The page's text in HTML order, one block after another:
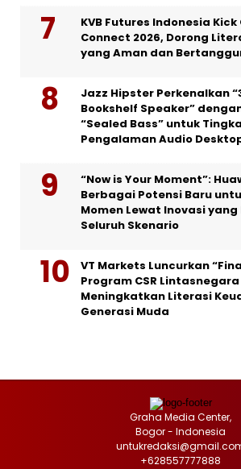
KVB Futures Indonesia
Connect 2026, Dorong
yang Aman dan
Jazz Hipster Perkenalkan
Bookshelf Speaker”
“Sealed Bass” untuk
Pengalaman Audio
“Now is Your Moment”:
Berbagai Potensi Baru
Momen Lewat Inovasi
Seluruh Skenario
VT Markets Luncurkan
Program CSR
Meningkatkan Literasi
Generasi Muda
Graha Media Center,
Bogor - Indonesia
+628557777888